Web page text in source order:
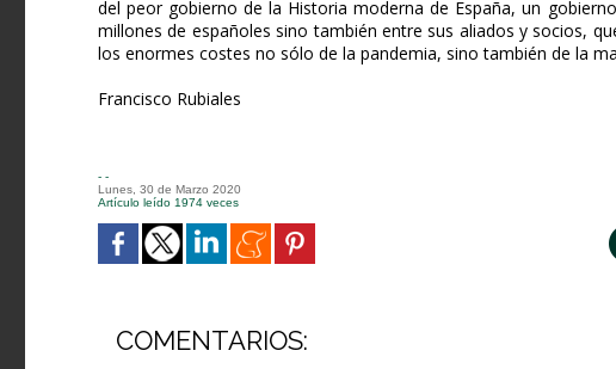
del peor gobierno de la Historia moderna de España, un
millones de españoles sino también entre sus aliados y socios,
los enormes costes no sólo de la pandemia, sino también de la
Francisco Rubiales
- -
Lunes, 30 de Marzo 2020
Artículo leído 1974 veces
COMENTARIOS: